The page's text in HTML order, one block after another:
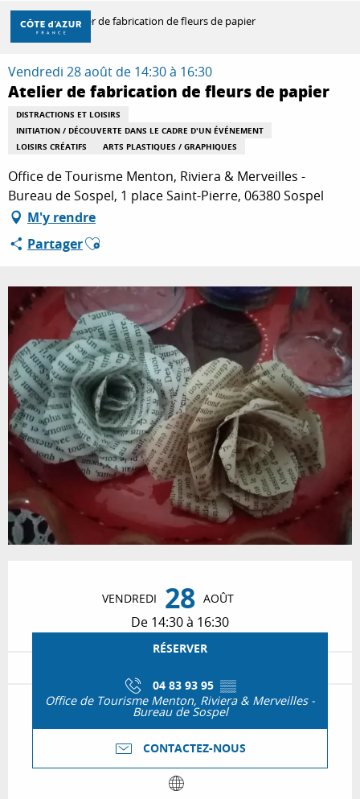
Aller
contenu
principal
DÉCOUVRIR
À FAIRE
SÉJOURNER
Accueil Atelier de fabrication de fleurs de papier
Vendredi 28 août de 14:30 à 16:30
Atelier de fabrication de fleurs de papier
DISTRACTIONS ET LOISIRS
INITIATION / DÉCOUVERTE DANS LE CADRE D'UN ÉVÉNEMENT
LOISIRS CRÉATIFS
ARTS PLASTIQUES / GRAPHIQUES
Office de Tourisme Menton, Riviera & Merveilles -
Bureau de Sospel, 1 place Saint-Pierre, 06380 Sospel
M'y rendre
PartagerAjouter aux favoris
VENDREDI 28 AOÛT
De 14:30 à 16:30
RÉSERVER
04 83 93 95 ▒▒
Office de Tourisme Menton, Riviera & Merveilles -
Bureau de Sospel
CONTACTEZ-NOUS